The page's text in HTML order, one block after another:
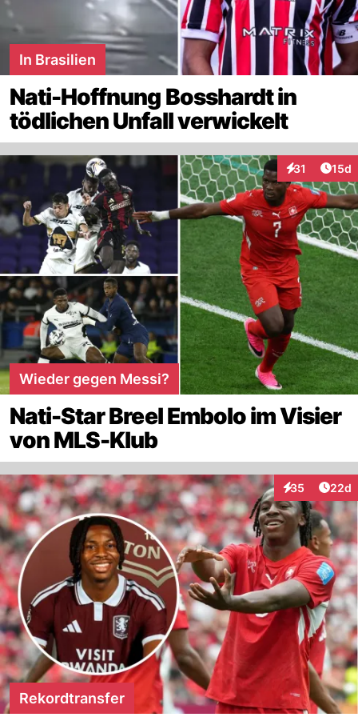
In Brasilien
Nati-Hoffnung Bosshardt in
tödlichen Unfall verwickelt
31
Interaktionen
15d
Wieder gegen Messi?
Nati-Star Breel Embolo im Visier
von MLS-Klub
35
Interaktionen
22d
Rekordtransfer